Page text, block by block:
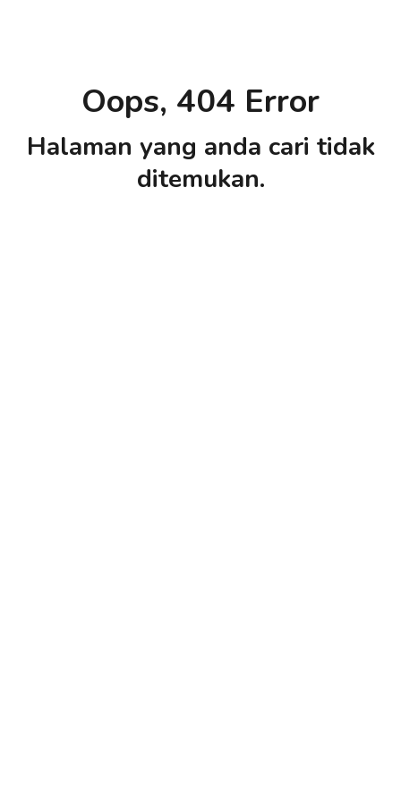
Oops, 404 Error
Halaman yang anda cari tidak
ditemukan.